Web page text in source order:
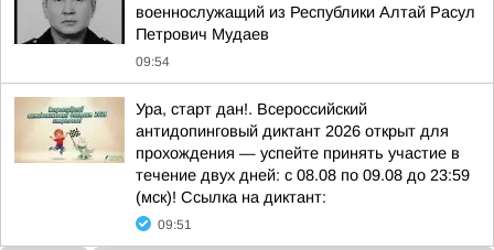
военнослужащий из Республики Алтай Расул
Петрович Мудаев
09:54
Ура, старт дан!. Всероссийский
антидопинговый диктант 2026 открыт для
прохождения — успейте принять участие в
течение двух дней: с 08.08 по 09.08 до 23:59
(мск)! Ссылка на диктант:
09:51